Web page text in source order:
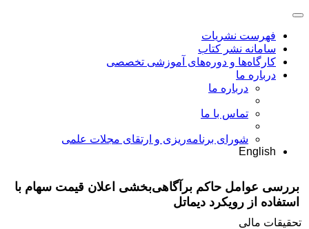
فهرست نشریات
سامانه نشر کتاب
کارگاه‌ها و دوره‌های آموزشی تخصصی
درباره ما
درباره ما
تماس با ما
شورای برنامه‌ریزی و ارتقای مجلات علمی
English
بررسی عوامل حاکم برآگاهی‌‏بخشی اعلان قیمت سهام با
استفاده از رویکرد دیماتل
تحقیقات مالی